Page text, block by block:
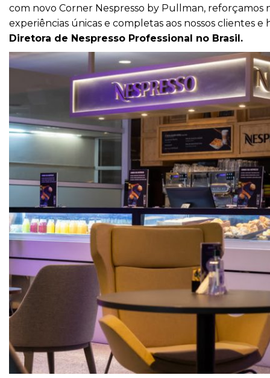
com novo Corner Nespresso by Pullman, reforçamos
experiências únicas e completas aos nossos clientes
Diretora de Nespresso Professional no Brasil.